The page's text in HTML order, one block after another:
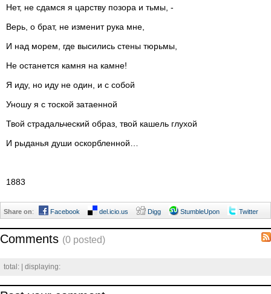
Нет, не сдамся я царству позора и тьмы, -
Верь, о брат, не изменит рука мне,
И над морем, где высились стены тюрьмы,
Не останется камня на камне!
Я иду, но иду не один, и с собой
Уношу я с тоской затаенной
Твой страдальческий образ, твой кашель глухой
И рыданья души оскорбленной…
1883
Share on: Facebook del.icio.us Digg StumbleUpon Twitter
Comments (0 posted)
total: | displaying: